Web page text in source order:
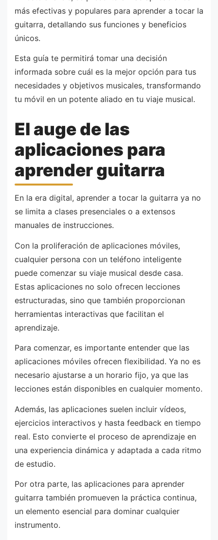
más efectivas y populares para aprender a tocar la
guitarra, detallando sus funciones y beneficios
únicos.
Esta guía te permitirá tomar una decisión
informada sobre cuál es la mejor opción para tus
necesidades y objetivos musicales, transformando
tu móvil en un potente aliado en tu viaje musical.
El auge de las
aplicaciones para
aprender guitarra
En la era digital, aprender a tocar la guitarra ya no
se limita a clases presenciales o a extensos
manuales de instrucciones.
Con la proliferación de aplicaciones móviles,
cualquier persona con un teléfono inteligente
puede comenzar su viaje musical desde casa.
Estas aplicaciones no solo ofrecen lecciones
estructuradas, sino que también proporcionan
herramientas interactivas que facilitan el
aprendizaje.
Para comenzar, es importante entender que las
aplicaciones móviles ofrecen flexibilidad. Ya no es
necesario ajustarse a un horario fijo, ya que las
lecciones están disponibles en cualquier momento.
Además, las aplicaciones suelen incluir vídeos,
ejercicios interactivos y hasta feedback en tiempo
real. Esto convierte el proceso de aprendizaje en
una experiencia dinámica y adaptada a cada ritmo
de estudio.
Por otra parte, las aplicaciones para aprender
guitarra también promueven la práctica continua,
un elemento esencial para dominar cualquier
instrumento.